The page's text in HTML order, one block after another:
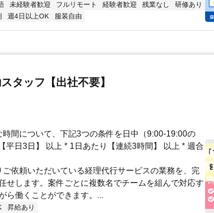
未経験者歓迎 フルリモート 経験者歓迎 残業なし
研修あり
週4日以上OK 服装自由
タッフ【出社不要】
間について、下記3つの条件を日中（9:00-19:00の
平日3日】 以上 * 1日あたり【連続3時間】 以上 * 週合
依頼いただいている経理代行サービスの業務を、完
せします。案件ごとに複数名でチームを組んで対応す
ら働くことができます。...
昇給あり